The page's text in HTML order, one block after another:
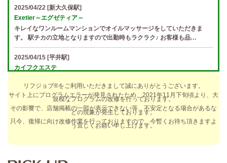
2025/04/22 [新大久保駅]
Exetier～エグゼティア～
キレイなワンルームマンションでオイルマッサージをしていただきま
す。 駅チカの立地となりますので出勤時もラクラク♪ お客様も品…
2025/04/15 [平井駅]
カイフクエステ
り♪ 日給5万円以上可！人によっては10万円も★ 全額日払い＆…
2025/04/14
[小倉駅]
The Ritz cache (ザ リッツ カシェ)
歩合率・RANK昇格制度 給与保証・アリバイ対策・送迎など、 快適なお
リフジョブ®をご利用いただきまして誠にありがとうございます。
サイト上にプログラムエラーが発見されたため、2021年11月下旬頃より、大
規模なプログラムの改修を行っております。
その影響で、店舗掲載の一部が表示できない等、不安定となる場合があるな
どの現象が発生しております。
只今、復帰に向け改修作業を行っておりますので、今暫くお待ち頂きますよ
う宜しくお願い申し上げます。